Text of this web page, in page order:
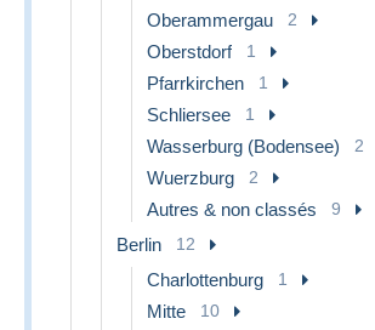
Oberammergau 2
Oberstdorf 1
Pfarrkirchen 1
Schliersee 1
Wasserburg (Bodensee) 2
Wuerzburg 2
Autres & non classés 9
Berlin 12
Charlottenburg 1
Mitte 10